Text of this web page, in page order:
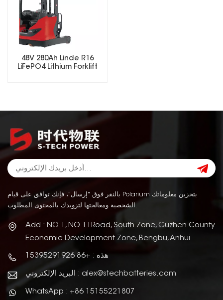
48V 280Ah Linde R16
LiFePO4 Lithium Forklift
بالنقر فوق "إرسال"، فإنك توافق على قيام Polarium بتخزين معلوماتك
الشخصية ومعالجتها لتزويدك بالمحتوى المطلوب.
Add : NO.1, NO.11Road, South Zone, Guzhen County
Economic Development Zone, Bengbu, Anhui
هذه : +86 15395291926
البريد الإلكتروني : alex@stechbatteries.com
WhatsApp : +86 15155221807